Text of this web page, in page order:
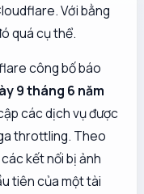
Với bằng
quá cụ thể.
công bố báo
9 tháng 6 năm
các dịch vụ được
throttling. Theo
kết nối bị ảnh
tiên của một tài